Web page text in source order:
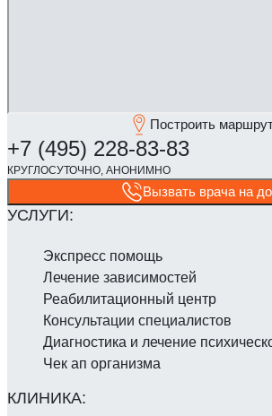
Построить
Вызвать врача на
Экспресс помощь
Лечение зависимостей
Реабилитаци­онный центр
Консультации специалистов
Диагностика и лечение
Чек ап организма